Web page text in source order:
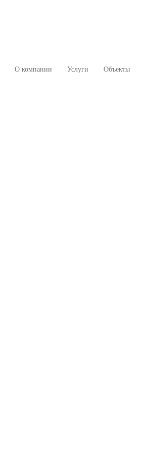
О компании Услуги Объекты